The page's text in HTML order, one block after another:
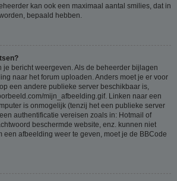
kan ook een maximaal aantal smilies, dat in
bepaald hebben.
je bericht weergeven. Als de beheerder bijlagen
naar het forum uploaden. Anders moet je er voor
een andere publieke server beschikbaar is,
mijn_afbeelding.gif. Linken naar een
is onmogelijk (tenzij het een publieke server
authentificatie vereisen zoals in: Hotmail of
beschermde website, enz. kunnen niet
een afbeelding weer te geven, moet je de BBCode